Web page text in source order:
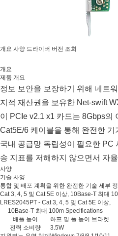
개요 사양 드라이버 버전 조회
개요
제품 개요
정보 보안을 보장하기 위해 네트
지적 재산권을 보유한 Net-swift
이 PCIe v2.1 x1 카드는 8Gbps의
Cat5E/6 케이블을 통해 완전한
국내 공급망 독립성이 필요한 PC
송 지표를 저해하지 않으면서 자
사양
기술 사양
통합 및 배포 계획을 위한 완전한 기술 세부
Cat 3, 4, 5 및 Cat 5E 이상, 10Base-T 최대
LRES2045PT - Cat 3, 4, 5 및 Cat 5E 이상,
10Base-T 최대 100m Specifications
배플 높이
하프 및 풀 높이 브라켓
전력 소비량
3.5W